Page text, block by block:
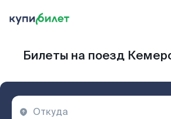
Билеты на поезд